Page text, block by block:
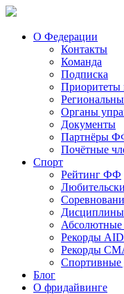
О Федерации
Контакты
Команда
Подписка
Приоритеты
Органы
Документы
Партнёры
Почётные
Спорт
Рейтинг ФФ
Дисциплины
Абсолютные
Рекорды
Рекорды
Спортивные
Блог
О фридайвинге